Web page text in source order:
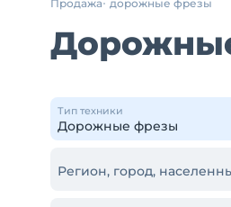
Продажа дорожные фрезы
Тип техники
Регион, город,